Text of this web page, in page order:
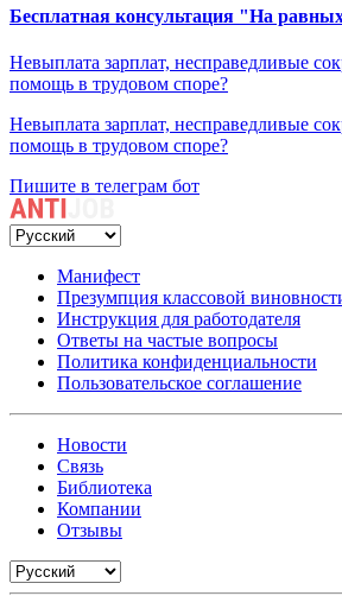
Бесплатная консультация "На
Невыплата зарплат, несправедливые
помощь в трудовом споре?
Невыплата зарплат, несправедливые
помощь в трудовом споре?
Пишите в телеграм бот
Манифест
Презумпция классовой
Инструкция для работодателя
Ответы на частые вопросы
Политика конфиденциальности
Пользовательское соглашение
Новости
Связь
Библиотека
Компании
Отзывы